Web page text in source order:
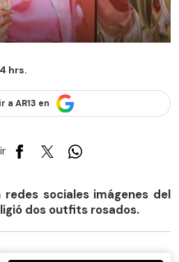
hrs.
a AR13 en
sociales imágenes del
dos outfits rosados.